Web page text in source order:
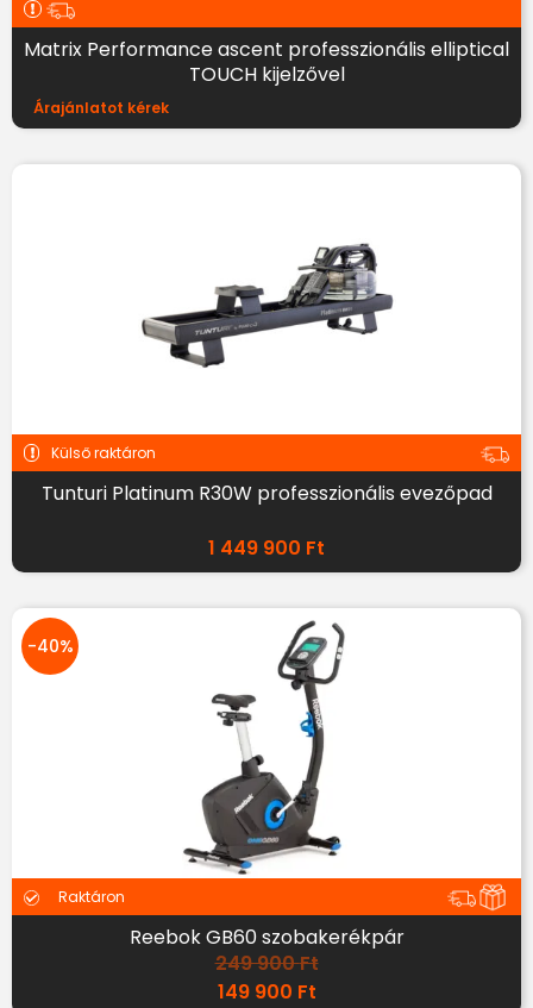
Matrix Performance ascent professzionális elliptical
TOUCH kijelzővel
Árajánlatot kérek
Külső raktáron
Tunturi Platinum R30W professzionális evezőpad
1 449 900 Ft
-40%
Raktáron
Reebok GB60 szobakerékpár
249 900Ft
149 900 Ft